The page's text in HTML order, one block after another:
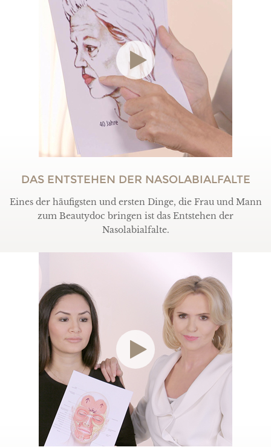
DAS ENTSTEHEN DER NASOLABIALFALTE
Eines der häufigsten und ersten Dinge, die Frau und Mann
zum Beautydoc bringen ist das Entstehen der
Nasolabialfalte.